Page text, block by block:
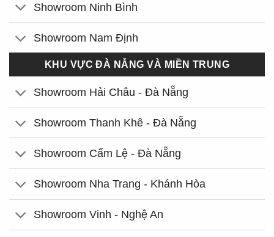
Showroom Ninh Bình
Showroom Nam Định
KHU VỰC ĐÀ NẴNG VÀ MIỀN TRUNG
Showroom Hải Châu - Đà Nẵng
Showroom Thanh Khê - Đà Nẵng
Showroom Cẩm Lệ - Đà Nẵng
Showroom Nha Trang - Khánh Hòa
Showroom Vinh - Nghệ An